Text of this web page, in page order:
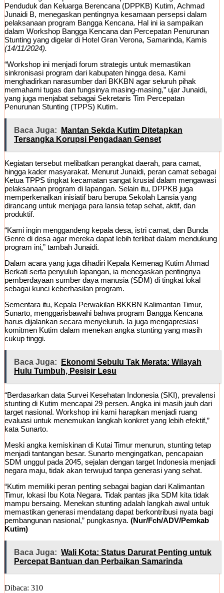
Penduduk dan Keluarga Berencana (DPPKB) Kutim, Achmad
Junaidi B, menegaskan pentingnya kesamaan persepsi dalam
pelaksanaan program Bangga Kencana. Hal ini ia sampaikan
dalam Workshop Bangga Kencana dan Percepatan Penurunan
Stunting yang digelar di Hotel Gran Verona, Samarinda, Kamis
(14/11/2024).
“Workshop ini menjadi forum strategis untuk memastikan
sinkronisasi program dari kabupaten hingga desa. Kami
menghadirkan narasumber dari BKKBN agar seluruh pihak
memahami tugas dan fungsinya masing-masing,” ujar Junaidi,
yang juga menjabat sebagai Sekretaris Tim Percepatan
Penurunan Stunting (TPPS) Kutim.
Baca Juga:
Mantan Sekda Kutim Ditetapkan
Tersangka Korupsi Pengadaan Genset
Kegiatan tersebut melibatkan perangkat daerah, para camat,
hingga kader masyarakat. Menurut Junaidi, peran camat sebagai
Ketua TPPS tingkat kecamatan sangat krusial dalam mengawasi
pelaksanaan program di lapangan. Selain itu, DPPKB juga
memperkenalkan inisiatif baru berupa Sekolah Lansia yang
dirancang untuk menjaga para lansia tetap sehat, aktif, dan
produktif.
“Kami ingin menggandeng kepala desa, istri camat, dan Bunda
Genre di desa agar mereka dapat lebih terlibat dalam mendukung
program ini,” tambah Junaidi.
Dalam acara yang juga dihadiri Kepala Kemenag Kutim Ahmad
Berkati serta penyuluh lapangan, ia menegaskan pentingnya
pemberdayaan sumber daya manusia (SDM) di tingkat lokal
sebagai kunci keberhasilan program.
Sementara itu, Kepala Perwakilan BKKBN Kalimantan Timur,
Sunarto, menggarisbawahi bahwa program Bangga Kencana
harus dijalankan secara menyeluruh. Ia juga mengapresiasi
komitmen Kutim dalam menekan angka stunting yang masih
cukup tinggi.
Baca Juga:
Ekonomi Sebulu Tak Merata: Wilayah
Hulu Tumbuh, Pesisir Lesu
“Berdasarkan data Survei Kesehatan Indonesia (SKI), prevalensi
stunting di Kutim mencapai 29 persen. Angka ini masih jauh dari
target nasional. Workshop ini kami harapkan menjadi ruang
evaluasi untuk menemukan langkah konkret yang lebih efektif,”
kata Sunarto.
Meski angka kemiskinan di Kutai Timur menurun, stunting tetap
menjadi tantangan besar. Sunarto mengingatkan, pencapaian
SDM unggul pada 2045, sejalan dengan target Indonesia menjadi
negara maju, tidak akan terwujud tanpa generasi yang sehat.
“Kutim memiliki peran penting sebagai bagian dari Kalimantan
Timur, lokasi Ibu Kota Negara. Tidak pantas jika SDM kita tidak
mampu bersaing. Menekan stunting adalah langkah awal untuk
memastikan generasi mendatang dapat berkontribusi nyata bagi
pembangunan nasional,” pungkasnya. (Nur/Fch/ADV/Pemkab
Kutim)
Baca Juga: Wali Kota: Status Darurat Penting untuk
Percepat Bantuan dan Perbaikan Samarinda
Dibaca: 310